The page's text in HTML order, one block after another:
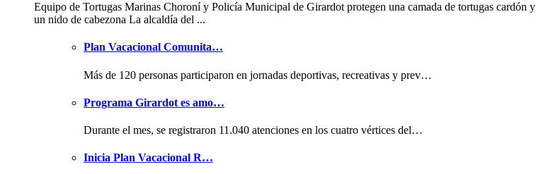
Equipo de Tortugas Marinas Choroní y Policía Municipal de Girardot protegen una camada de tortugas cardón y
un nido de cabezona La alcaldía del ...
Plan Vacacional Comunita…
Más de 120 personas participaron en jornadas deportivas, recreativas y prev…
Programa Girardot es amo…
Durante el mes, se registraron 11.040 atenciones en los cuatro vértices del…
Inicia Plan Vacacional R…